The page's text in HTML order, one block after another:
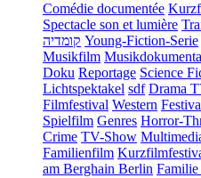
Comédie documentée
Spectacle son et lumière
קומדיה Young-Fiction-Serie
Musikfilm
Doku Reportage Science
Lichtspektakel sdf Drama
Filmfestival Western
Spielfilm Genres Horror-
Crime TV-Show
Familienfilm
am Berghain Berlin